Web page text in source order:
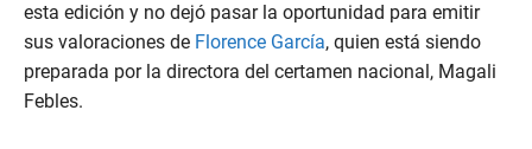
esta edición y no dejó pasar la oportunidad para emitir
sus valoraciones de Florence García, quien está siendo
preparada por la directora del certamen nacional, Magali
Febles.